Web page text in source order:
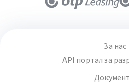
За нас
API портал за